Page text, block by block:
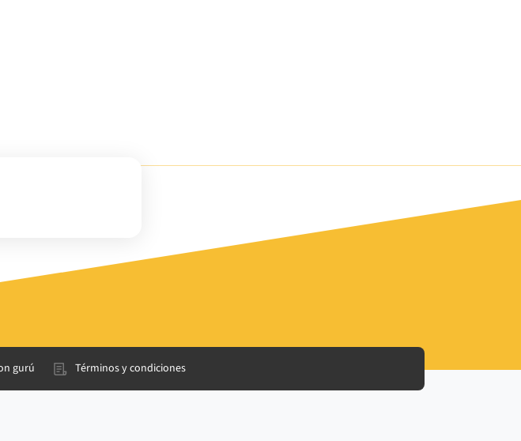
gurú Términos y condiciones